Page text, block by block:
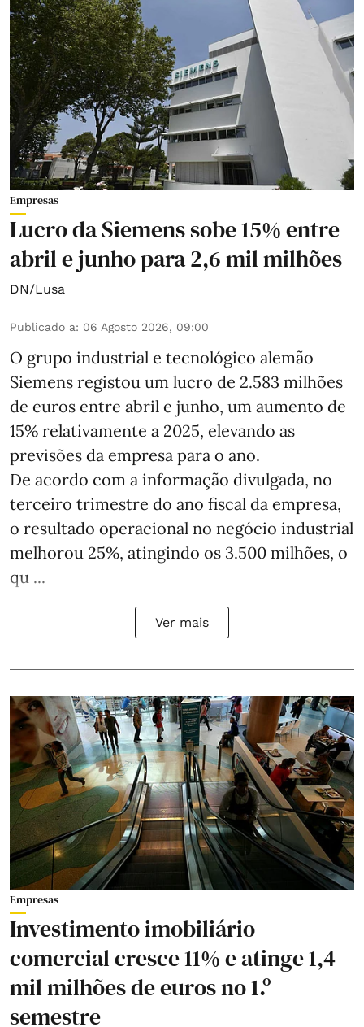
Empresas
Lucro da Siemens sobe 15% entre
abril e junho para 2,6 mil milhões
DN/Lusa
Publicado a: 06 Agosto 2026, 09:00
O grupo industrial e tecnológico alemão
Siemens registou um lucro de 2.583 milhões
de euros entre abril e junho, um aumento de
15% relativamente a 2025, elevando as
previsões da empresa para o ano.
De acordo com a informação divulgada, no
terceiro trimestre do ano fiscal da empresa,
o resultado operacional no negócio industrial
melhorou 25%, atingindo os 3.500 milhões, o
qu ...
Ver mais
Empresas
Investimento imobiliário
comercial cresce 11% e atinge 1,4
mil milhões de euros no 1.º
semestre